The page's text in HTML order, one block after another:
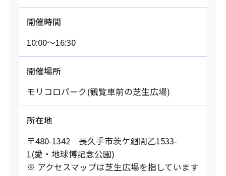
開催時間
10:00～16:30
開催場所
モリコロパーク(観覧車前の芝生広場)
所在地
〒480-1342 長久手市茨ケ廻間乙1533-
1(愛・地球博記念公園)
※ アクセスマップは芝生広場を指しています